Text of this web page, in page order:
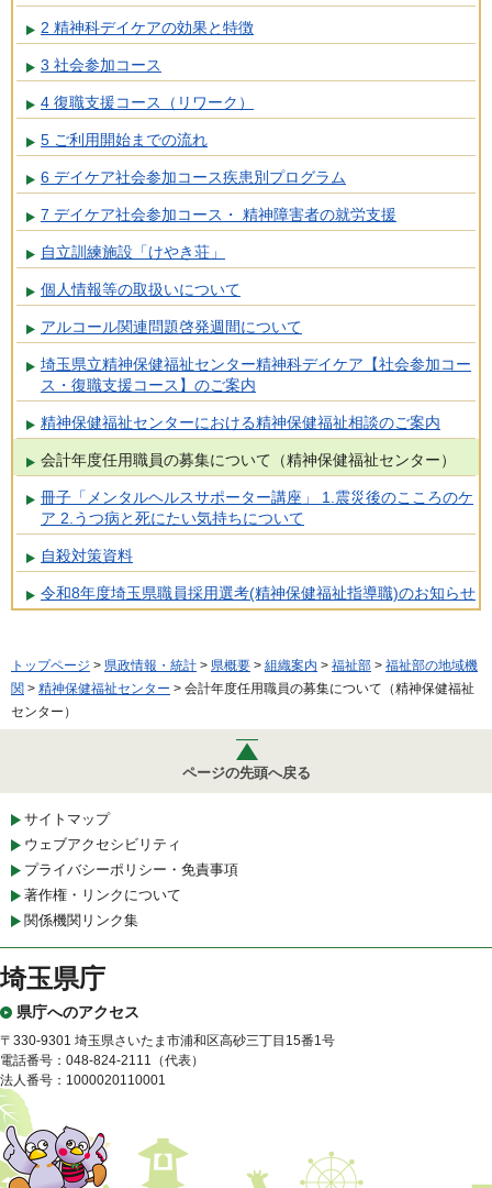
2 精神科デイケアの効果と特徴
3 社会参加コース
4 復職支援コース（リワーク）
5 ご利用開始までの流れ
6 デイケア社会参加コース疾患別プログラム
7 デイケア社会参加コース・ 精神障害者の就労支援
自立訓練施設「けやき荘」
個人情報等の取扱いについて
アルコール関連問題啓発週間について
埼玉県立精神保健福祉センター精神科デイケア【社会参加コー
ス・復職支援コース】のご案内
精神保健福祉センターにおける精神保健福祉相談のご案内
会計年度任用職員の募集について（精神保健福祉センター）
冊子「メンタルヘルスサポーター講座」 1.震災後のこころのケ
ア 2.うつ病と死にたい気持ちについて
自殺対策資料
令和8年度埼玉県職員採用選考(精神保健福祉指導職)のお知らせ
トップページ > 県政情報・統計 > 県概要 > 組織案内 > 福祉部 > 福祉部の地域機
関 > 精神保健福祉センター > 会計年度任用職員の募集について（精神保健福祉
センター）
ページの先頭へ戻る
サイトマップ
ウェブアクセシビリティ
プライバシーポリシー・免責事項
著作権・リンクについて
関係機関リンク集
埼玉県庁
県庁へのアクセス
〒330-9301 埼玉県さいたま市浦和区高砂三丁目15番1号
電話番号：048-824-2111（代表）
法人番号：1000020110001